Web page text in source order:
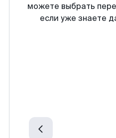
можете выбрать
если уже знаете